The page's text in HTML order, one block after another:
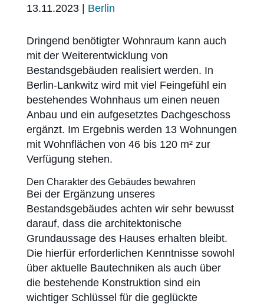
13.11.2023| Berlin
Dringend benötigter Wohnraum kann auch
mit der Weiterentwicklung von
Bestandsgebäuden realisiert werden. In
Berlin-Lankwitz wird mit viel Feingefühl ein
bestehendes Wohnhaus um einen neuen
Anbau und ein aufgesetztes Dachgeschoss
ergänzt. Im Ergebnis werden 13 Wohnungen
mit Wohnflächen von 46 bis 120 m² zur
Verfügung stehen.
Den Charakter des Gebäudes bewahren
Bei der Ergänzung unseres
Bestandsgebäudes achten wir sehr bewusst
darauf, dass die architektonische
Grundaussage des Hauses erhalten bleibt.
Die hierfür erforderlichen Kenntnisse sowohl
über aktuelle Bautechniken als auch über
die bestehende Konstruktion sind ein
wichtiger Schlüssel für die geglückte